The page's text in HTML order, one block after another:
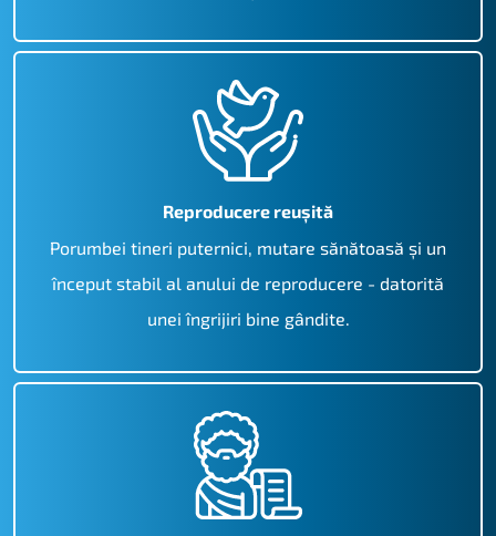
Reproducere reușită
Porumbei tineri puternici, mutare sănătoasă și un
început stabil al anului de reproducere - datorită
unei îngrijiri bine gândite.